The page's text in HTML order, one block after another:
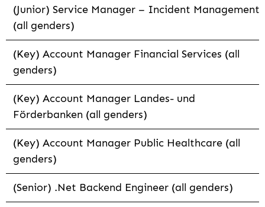
(Junior) Service Manager – Incident Management
(all genders)
(Key) Account Manager Financial Services (all
genders)
(Key) Account Manager Landes- und
Förderbanken (all genders)
(Key) Account Manager Public Healthcare (all
genders)
(Senior) .Net Backend Engineer (all genders)